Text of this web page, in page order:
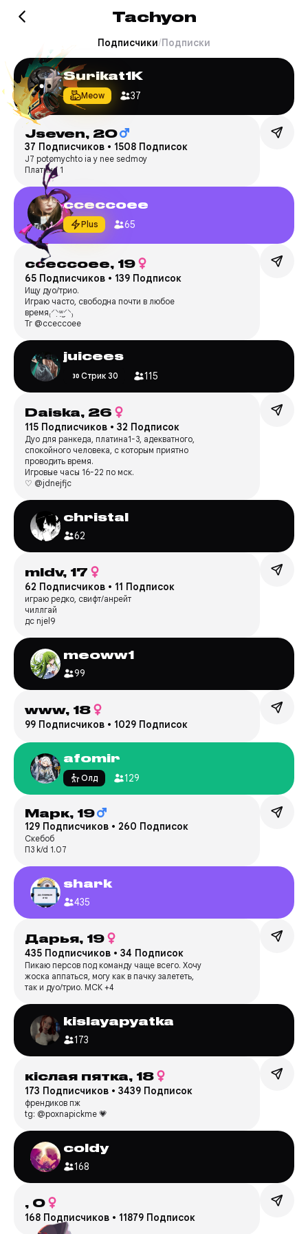
Tachyon
Подписчики/Подписки
Surikat1K
Meow 37
Jseven, 20
37 Подписчиков • 1508 Подписок
J7 potomychto ia y nee sedmoy
Платина 1
cceccoee
Plus 65
cceccoee, 19
65 Подписчиков • 139 Подписок
Ищу дуо/трио.
Играю часто, свободна почти в любое
время₍⸍⸌̣ʷ̣̫⸍̣⸌₎
Тг @cceccoee
juicees
Стрик 30 115
Daiska, 26
115 Подписчиков • 32 Подписок
Дуо для ранкеда, платина1-3, адекватного,
спокойного человека, с которым приятно
проводить время.
Игровые часы 16-22 по мск.
♡ @jdnejfjc
christal
62
mldv, 17
62 Подписчиков • 11 Подписок
играю редко, свифт/анрейт
чиллгай
дс njel9
meoww1
99
www, 18
99 Подписчиков • 1029 Подписок
afomir
Олд 129
Марк, 19
129 Подписчиков • 260 Подписок
Скебоб
П3 k/d 1.07
shark
435
Дарья, 19
435 Подписчиков • 34 Подписок
Пикаю персов под команду чаще всего. Хочу
жоска аппаться, могу как в пачку залететь,
так и дуо/трио. МСК +4
kislayapyatka
173
кiслая пятка, 18
173 Подписчиков • 3439 Подписок
френдиков пж
tg: @poxnapickme 💗
coldy
168
, 0
168 Подписчиков • 11879 Подписок